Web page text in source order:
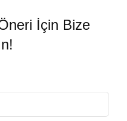
İçin Bize